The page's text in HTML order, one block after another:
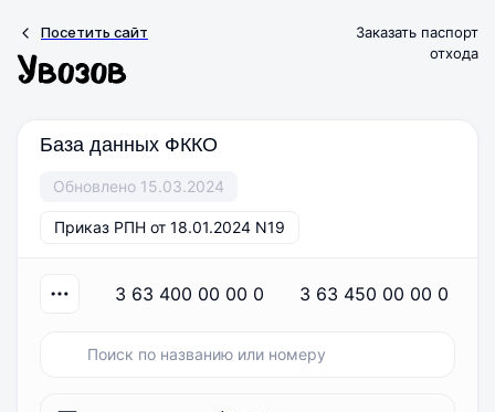
Посетить сайт
Заказать паспорт
отхода
База данных ФККО
Обновлено 15.03.2024
Приказ РПН от 18.01.2024 N19
3 63 400 00 00 0 3 63 450 00 00 0